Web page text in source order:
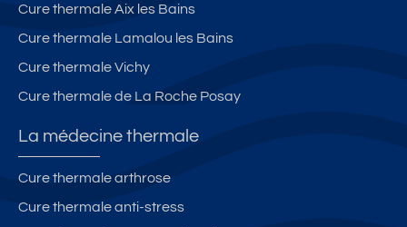
Cure thermale Aix les Bains
Cure thermale Lamalou les Bains
Cure thermale Vichy
Cure thermale de La Roche Posay
La médecine thermale
Cure thermale arthrose
Cure thermale anti-stress